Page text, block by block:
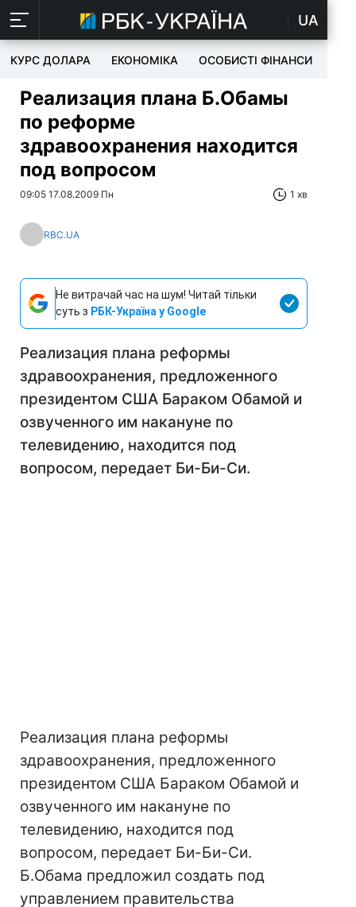
UA
КУРС ДОЛАРА ЕКОНОМІКА ОСОБИСТІ ФІНАНСИ
Реализация плана Б.Обамы
по реформе
здравоохранения находится
под вопросом
09:05 17.08.2009 Пн 1 хв
RBC.UA
Не витрачай час на шум! Читай тільки
суть з РБК-Україна у Google
Реализация плана реформы
здравоохранения, предложенного
президентом США Бараком Обамой и
озвученного им накануне по
телевидению, находится под
вопросом, передает Би-Би-Си.
Реализация плана реформы
здравоохранения, предложенного
президентом США Бараком Обамой и
озвученного им накануне по
телевидению, находится под
вопросом, передает Би-Би-Си.
Б.Обама предложил создать под
управлением правительства